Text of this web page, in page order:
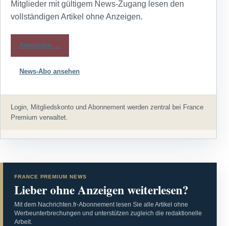
Mitglieder mit gültigem News-Zugang lesen den
vollständigen Artikel ohne Anzeigen.
Anmelden →
News-Abo ansehen
Login, Mitgliedskonto und Abonnement werden zentral bei France
Premium verwaltet.
FRANCE PREMIUM NEWS
Lieber ohne Anzeigen weiterlesen?
Mit dem Nachrichten.fr-Abonnement lesen Sie alle Artikel ohne
Werbeunterbrechungen und unterstützen zugleich die redaktionelle
Arbeit.